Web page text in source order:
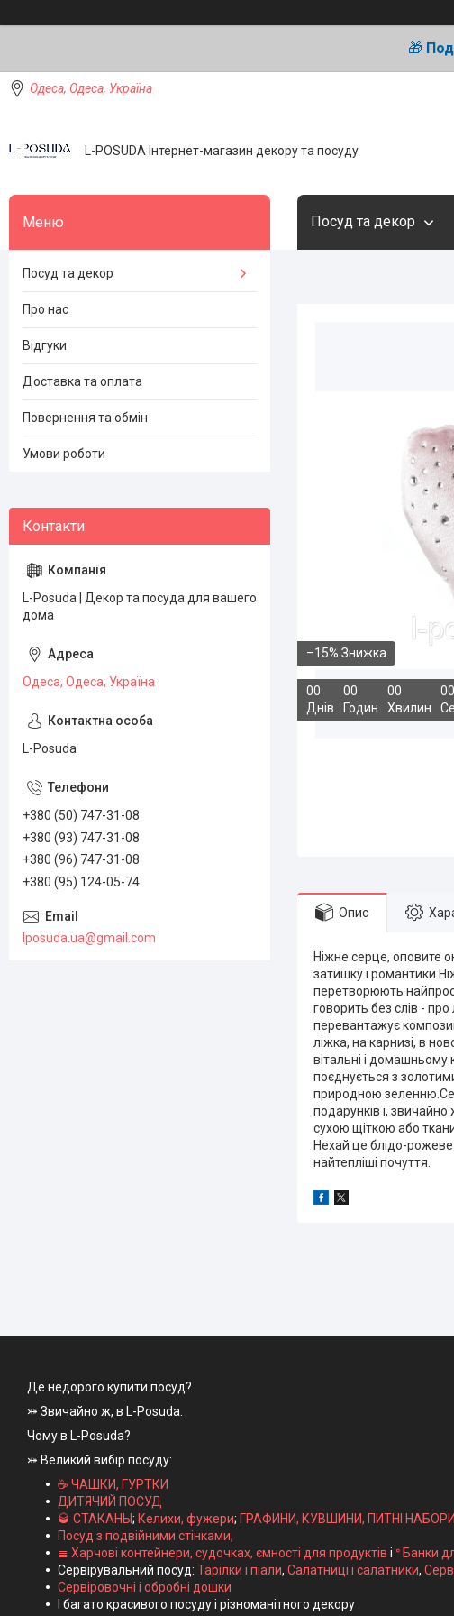
🎁
Одеса, Одеса, Україна
L-POSUDA Інтернет-магазин декору та посуду
Посуд та декор
–15%
00
Днів
00
Годин
00
Хвилин
00
Опис
Ніжне серце, оповите
затишку і
перетворюють
говорить без слів -
перевантажує
ліжка, на карнизі, в
вітальні і домашньому
поєднується з
природною
подарунків і,
сухою щіткою або
Нехай це блідо-
найтепліші почуття.
Посуд та декор
Про нас
Відгуки
Доставка та оплата
Повернення та обмін
Умови роботи
L-Posuda | Декор та посуда для вашего
дома
Одеса, Одеса, Україна
L-Posuda
+380 (50) 747-31-08
+380 (93) 747-31-08
+380 (96) 747-31-08
+380 (95) 124-05-74
lposuda.ua@gmail.com
Де недорого купити посуд?
⤗ Звичайно ж, в L-Posuda.
Чому в L-Posuda?
⤗ Великий вибір посуду:
☕ ЧАШКИ, ГУРТКИ
ДИТЯЧИЙ ПОСУД
🥃 СТАКАНЫ; Келихи, фужери; ГРАФИНИ, КУВШИНИ, ПИТНІ НАБОРИ
Посуд з подвійними стінками,
≣ Харчові контейнери, судочках, ємності для продуктів і ᐤ Банки
Сервірувальний посуд: Тарілки і піали, Салатниці і салатники,
Сервіровочні і обробні дошки
І багато красивого посуду і різноманітного декору